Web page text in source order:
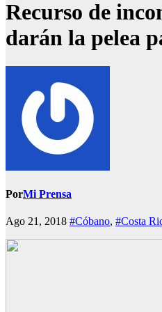
Recurso de
darán la pelea
PorMi Prensa
Ago 21, 2018 #Cóbano, #Costa